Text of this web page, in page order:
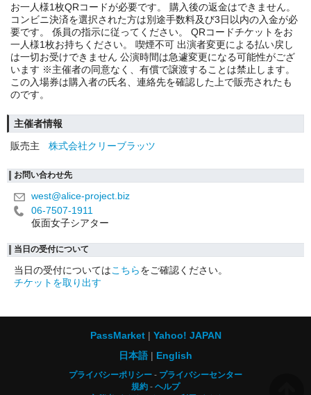
お一人様1枚QRコードが必要です。 購入後の返金はできません。
コンビニ決済を選択された方は別途手数料及び3日以内の入金が必
要です。 係員の指示に従ってください。 QRコードチケットをお
一人様1枚お持ちください。 喫煙不可 出演者変更による払い戻し
は一切お受けできません 公演時間は急遽変更になる可能性がござ
います ※主催者の同意なく、有償で譲渡することは禁止します。
この入場券は購入者の氏名、連絡先を確認した上で販売されたも
のです。
主催者情報
販売主
株式会社クリーブラッツ
お問い合わせ先
west@alice-project.biz
06-7507-1911
仮面女子シアター
当日の受付について
当日の受付についてはこちらをご確認ください。
チケットを取り出す
PassMarket
Yahoo! JAPAN
日本語
English
プライバシーポリシー
プライバシーセンター
規約
ヘルプ